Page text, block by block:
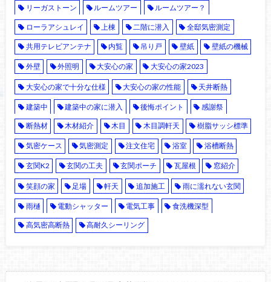
リーガストーン ルームツアー ルームツアー？
ローラアシュレイ 上棟 二階に潜入 全邸気密測定
共用テレビアンテナ 内覧 吊り戸 壁紙 壁紙の機械
外壁 外照明 大安心の家 大安心の家2023
大安心の家で十分な仕様 大安心の家の性能 天井断熱
建築中 建築中の家に潜入 後悔ポイント 感謝祭
断熱材 木材紹介 木目 木目調軒天 樹脂サッシ標準
気密ケース 気密測定 注文住宅 浴室 浴槽断熱
玄関K2 玄関の工夫 玄関ポーチ 瓦屋根 窓紹介
笑顔の家 足場 軒天 追加施工 雨に濡れない玄関
雨樋 電動シャッター 電気工事 食洗機深型
高気密高断熱 高耐久シーリング